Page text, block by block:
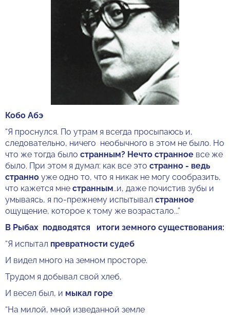
Кобо Абэ
“Я проснулся. По утрам я всегда просыпаюсь и,
следовательно, ничего необычного в этом не было. Но
что же тогда было странным? Нечто странное все же
было. При этом я думал: как все это странно - ведь
странно уже одно то, что я никак не могу сообразить,
что кажется мне странным..и, даже почистив зубы и
умываясь, я по-прежнему испытывал странное
ощущение, которое к тому же возрастало...”
В Рыбах подводятся итоги земного существования:
“Я испытал превратности судеб
И видел много на земном просторе.
Трудом я добывал свой хлеб,
И весел был, и мыкал горе
“На милой, мной изведанной земле